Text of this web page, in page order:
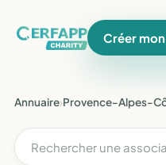
Créer
Annuaire›Provence-Alpes-